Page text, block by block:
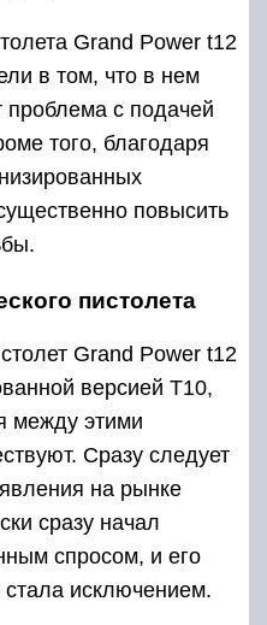
Grand Power t12
в том, что в нем
проблема с подачей
того, благодаря
повысить
пистолета
Grand Power t12
версией Т10,
между этими
Сразу следует
на рынке
сразу начал
спросом, и его
исключением.